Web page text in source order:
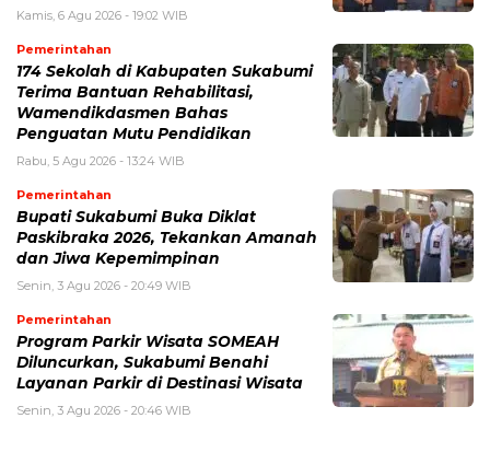
Kamis, 6 Agu 2026 - 19:02 WIB
Pemerintahan
174 Sekolah di Kabupaten Sukabumi
Terima Bantuan Rehabilitasi,
Wamendikdasmen Bahas
Penguatan Mutu Pendidikan
Rabu, 5 Agu 2026 - 13:24 WIB
Pemerintahan
Bupati Sukabumi Buka Diklat
Paskibraka 2026, Tekankan Amanah
dan Jiwa Kepemimpinan
Senin, 3 Agu 2026 - 20:49 WIB
Pemerintahan
Program Parkir Wisata SOMEAH
Diluncurkan, Sukabumi Benahi
Layanan Parkir di Destinasi Wisata
Senin, 3 Agu 2026 - 20:46 WIB